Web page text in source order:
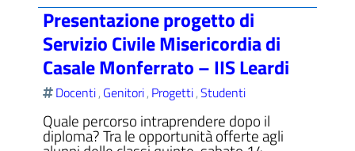
Presentazione progetto di
Servizio Civile Misericordia di
Casale Monferrato – IIS Leardi
Docenti, Genitori, Progetti,Studenti
Quale percorso intraprendere dopo il
diploma? Tra le opportunità offerte agli